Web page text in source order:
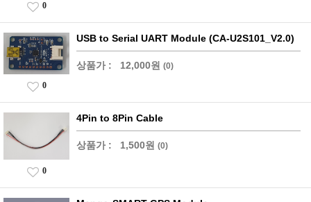
0
USB to Serial UART Module (CA-U2S101_V2.0)
상품가 : 12,000원 (0)
0
4Pin to 8Pin Cable
상품가 : 1,500원 (0)
0